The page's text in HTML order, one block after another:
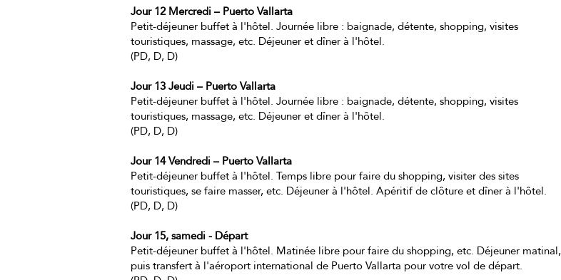
Jour 12 Mercredi – Puerto Vallarta
Petit-déjeuner buffet à l'hôtel. Journée libre : baignade, détente, shopping, visites
touristiques, massage, etc. Déjeuner et dîner à l'hôtel.
(PD, D, D)
Jour 13 Jeudi – Puerto Vallarta
Petit-déjeuner buffet à l'hôtel. Journée libre : baignade, détente, shopping, visites
touristiques, massage, etc. Déjeuner et dîner à l'hôtel.
(PD, D, D)
Jour 14 Vendredi – Puerto Vallarta
Petit-déjeuner buffet à l'hôtel. Temps libre pour faire du shopping, visiter des sites
touristiques, se faire masser, etc. Déjeuner à l'hôtel. Apéritif de clôture et dîner à l'hôtel.
(PD, D, D)
Jour 15, samedi - Départ
Petit-déjeuner buffet à l'hôtel. Matinée libre pour faire du shopping, etc. Déjeuner matinal,
puis transfert à l'aéroport international de Puerto Vallarta pour votre vol de départ.